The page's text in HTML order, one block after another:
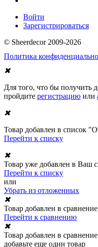
Войти
Зарегистрироваться
© Sheerdecor 2009-2026
Политика
✖
Для того, что бы получить
пройдите регистрацию или
✖
Товар добавлен в список
Перейти к списку
✖
Товар уже добавлен в Ваш
Перейти к списку
или
Убрать из отложенных
✖
Товар добавлен в
Перейти к сравнению
✖
Товар добавлен в
добавьте еще один товар